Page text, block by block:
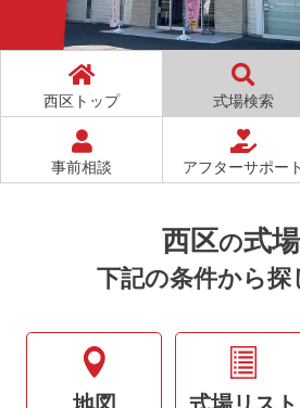
満足度97% ※2
西区トップ 式場検索
事前相談 アフターサポート
西区の式場
下記の条件から探
地図 式場リスト